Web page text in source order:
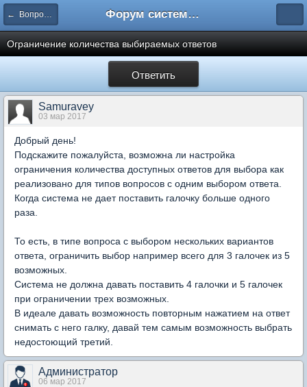
← Вопросы составления тестов Форум системы тестирования INDIGO
Ограничение количества выбираемых ответов
Ответить
Samuravey
03 мар 2017
Добрый день!
Подскажите пожалуйста, возможна ли настройка
ограничения количества доступных ответов для выбора как
реализовано для типов вопросов с одним выбором ответа.
Когда система не дает поставить галочку больше одного
раза.
То есть, в типе вопроса с выбором нескольких вариантов
ответа, ограничить выбор например всего для 3 галочек из 5
возможных.
Система не должна давать поставить 4 галочки и 5 галочек
при ограничении трех возможных.
В идеале давать возможность повторным нажатием на ответ
снимать с него галку, давай тем самым возможность выбрать
недостоющий третий.
Администратор
06 мар 2017